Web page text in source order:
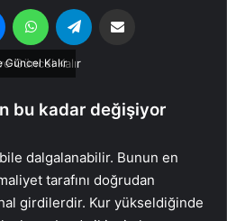
MessengerWhatsApp
Güncel Kalır
bu kadar değişiyor
dalgalanabilir. Bunun en
tarafını doğrudan
girdilerdir. Kur yükseldiğinde